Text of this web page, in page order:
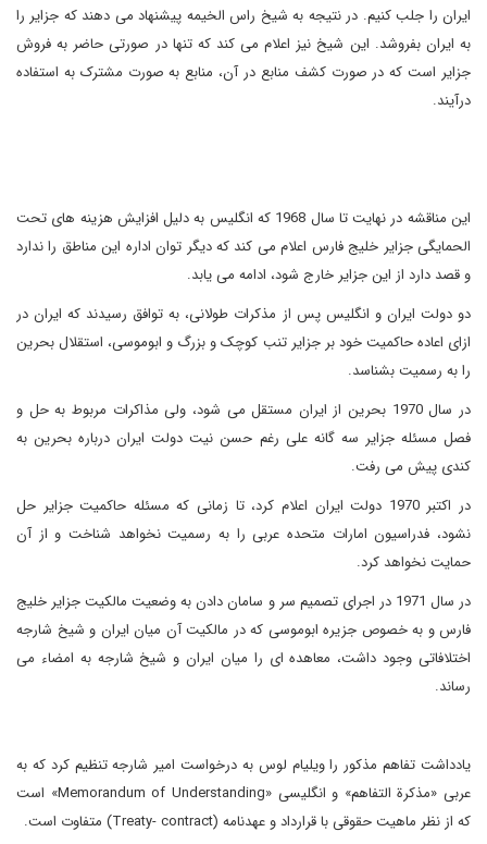
ایران را جلب کنیم. در نتیجه به شیخ راس الخیمه پیشنهاد می دهند که جزایر را
به ایران بفروشد. این شیخ نیز اعلام می کند که تنها در صورتی حاضر به فروش
جزایر است که در صورت کشف منابع در آن، منابع به صورت مشترک به استفاده
درآیند.
این مناقشه در نهایت تا سال 1968 که انگلیس به دلیل افزایش هزینه های تحت
الحمایگی جزایر خلیج فارس اعلام می کند که دیگر توان اداره این مناطق را ندارد
و قصد دارد از این جزایر خارج شود، ادامه می یابد.
دو دولت ایران و انگلیس پس از مذکرات طولانی، به توافق رسیدند که ایران در
ازای اعاده حاکمیت خود بر جزایر تنب کوچک و بزرگ و ابوموسی، استقلال بحرین
را به رسمیت بشناسد.
در سال 1970 بحرین از ایران مستقل می شود، ولی مذاکرات مربوط به حل و
فصل مسئله جزایر سه گانه علی رغم حسن نیت دولت ایران درباره بحرین به
کندی پیش می رفت.
در اکتبر 1970 دولت ایران اعلام کرد، تا زمانی که مسئله حاکمیت جزایر حل
نشود، فدراسیون امارات متحده عربی را به رسمیت نخواهد شناخت و از آن
حمایت نخواهد کرد.
در سال 1971 در اجرای تصمیم سر و سامان دادن به وضعیت مالکیت جزایر خلیج
فارس و به خصوص جزیره ابوموسی که در مالکیت آن میان ایران و شیخ شارجه
اختلافاتی وجود داشت، معاهده ای را میان ایران و شیخ شارجه به امضاء می
رساند.
یادداشت تفاهم مذکور را ویلیام لوس به درخواست امیر شارجه تنظیم کرد که به
عربی «مذکرة التفاهم» و انگلیسی «Memorandum of Understanding» است
که از نظر ماهیت حقوقی با قرارداد و عهدنامه (Treaty- contract) متفاوت است.